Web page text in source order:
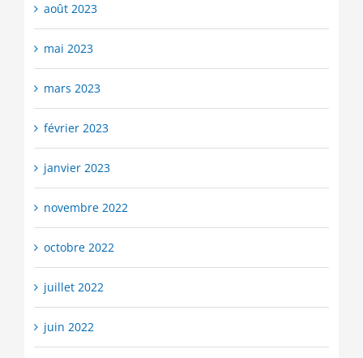
août 2023
mai 2023
mars 2023
février 2023
janvier 2023
novembre 2022
octobre 2022
juillet 2022
juin 2022